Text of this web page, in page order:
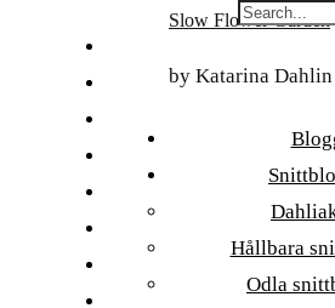
Slow Flower Garden
by Katarina Dahlin
Hållbara
Odla